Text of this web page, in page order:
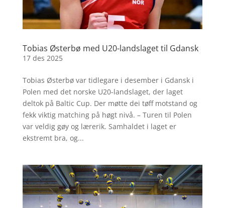
Tobias Østerbø med U20-landslaget til Gdansk
17 des 2025
Tobias Østerbø var tidlegare i desember i Gdansk i
Polen med det norske U20-landslaget, der laget
deltok på Baltic Cup. Der møtte dei tøff motstand og
fekk viktig matching på høgt nivå. – Turen til Polen
var veldig gøy og lærerik. Samhaldet i laget er
ekstremt bra, og...